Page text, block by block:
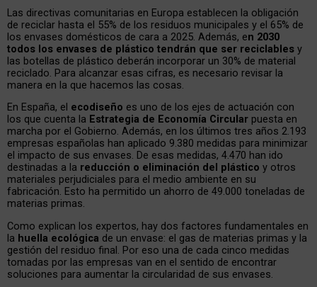
Las directivas comunitarias en Europa establecen la obligación
de reciclar hasta el 55% de los residuos municipales y el 65% de
los envases domésticos de cara a 2025. Además, en 2030
todos los envases de plástico tendrán que ser reciclables y
las botellas de plástico deberán incorporar un 30% de material
reciclado. Para alcanzar esas cifras, es necesario revisar la
manera en la que hacemos las cosas.
En España, el ecodiseño es uno de los ejes de actuación con
los que cuenta la Estrategia de Economía Circular puesta en
marcha por el Gobierno. Además, en los últimos tres años 2.193
empresas españolas han aplicado 9.380 medidas para minimizar
el impacto de sus envases. De esas medidas, 4.470 han ido
destinadas a la reducción o eliminación del plástico y otros
materiales perjudiciales para el medio ambiente en su
fabricación. Esto ha permitido un ahorro de 49.000 toneladas de
materias primas.
Como explican los expertos, hay dos factores fundamentales en
la huella ecológica de un envase: el gas de materias primas y la
gestión del residuo final. Por eso una de cada cinco medidas
tomadas por las empresas van en el sentido de encontrar
soluciones para aumentar la circularidad de sus envases.